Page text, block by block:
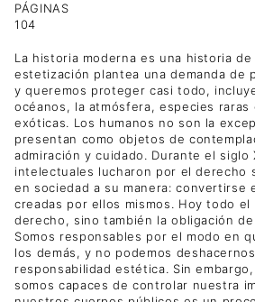
PÁGINAS
104
La historia moderna es una historia
estetización plantea una demanda de
y queremos proteger casi todo,
océanos, la atmósfera, especies raras
exóticas. Los humanos no son la
presentan como objetos de
admiración y cuidado. Durante el siglo
intelectuales lucharon por el derecho
en sociedad a su manera: convertirse
creadas por ellos mismos. Hoy todo
derecho, sino también la obligación
Somos responsables por el modo en
los demás, y no podemos
responsabilidad estética. Sin
somos capaces de controlar nuestra